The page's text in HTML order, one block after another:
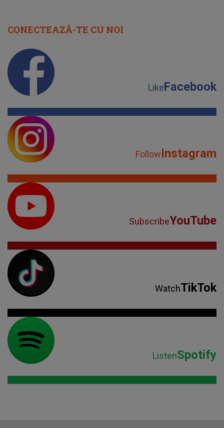
CONECTEAZĂ-TE CU NOI
LikeFacebook
FollowInstagram
SubscribeYouTube
WatchTikTok
ListenSpotify